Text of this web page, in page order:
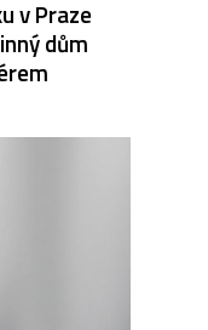
v Praze
dům